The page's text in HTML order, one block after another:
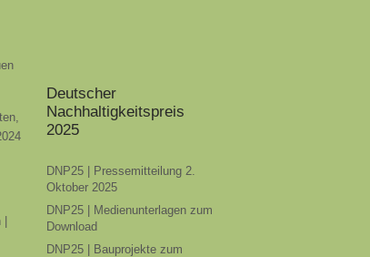
Deutscher
Nachhaltigkeitspreis
2025
DNP25 | Pressemitteilung 2.
Oktober 2025
DNP25 | Medienunterlagen zum
Download
DNP25 | Bauprojekte zum